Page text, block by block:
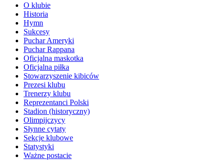
O klubie
Historia
Hymn
Sukcesy
Puchar Ameryki
Puchar Rappana
Oficjalna maskotka
Oficjalna piłka
Stowarzyszenie kibiców
Prezesi klubu
Trenerzy klubu
Reprezentanci Polski
Stadion (historyczny)
Olimpijczycy
Słynne cytaty
Sekcje klubowe
Statystyki
Ważne postacie